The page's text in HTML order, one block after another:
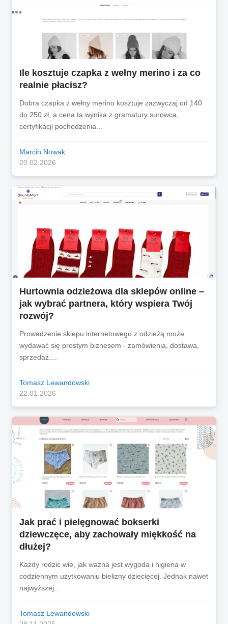
Ile kosztuje czapka z wełny merino i za co
realnie płacisz?
Dobra czapka z wełny merino kosztuje zazwyczaj od 140
do 250 zł, a cena ta wynika z gramatury surowca,
certyfikacji pochodzenia...
Marcin Nowak
20.02.2026
Hurtownia odzieżowa dla sklepów online –
jak wybrać partnera, który wspiera Twój
rozwój?
Prowadzenie sklepu internetowego z odzieżą może
wydawać się prostym biznesem - zamówienia, dostawa,
sprzedaż....
Tomasz Lewandowski
22.01.2026
Jak prać i pielęgnować bokserki
dziewczęce, aby zachowały miękkość na
dłużej?
Każdy rodzic wie, jak ważna jest wygoda i higiena w
codziennym użytkowaniu bielizny dziecięcej. Jednak nawet
najwyższej...
Tomasz Lewandowski